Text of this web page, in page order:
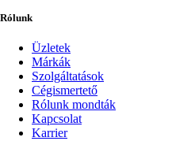
Rólunk
Üzletek
Márkák
Szolgáltatások
Cégismertető
Rólunk mondták
Kapcsolat
Karrier